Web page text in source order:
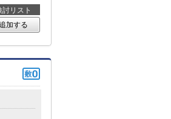
討リスト
加する